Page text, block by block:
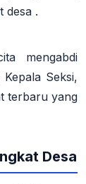
desa .
mengabdi
Seksi,
terbaru yang
Desa